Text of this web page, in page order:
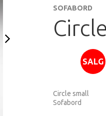
SOFABORD
SALG
Circle small
Sofabord